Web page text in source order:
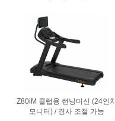
Z80iM 클럽용 런닝머신 (24인치
모니터) / 경사 조절 가능